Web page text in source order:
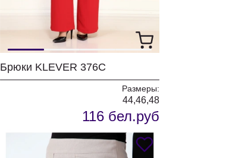
Брюки KLEVER 376С
Размеры:
44,46,48
116 бел.руб